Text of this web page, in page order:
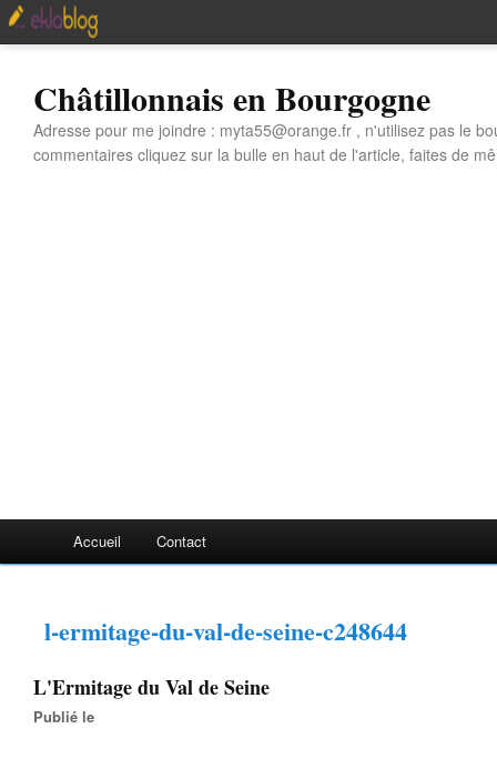
Châtillonnais en Bourgogne
Adresse pour me joindre : myta55@orange.fr , n'utilisez pas le
commentaires cliquez sur la bulle en haut de l'article, faites de
Accueil Contact
l-ermitage-du-val-de-seine-c248644
L'Ermitage du Val de Seine
Publié le